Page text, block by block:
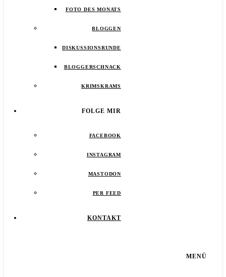
FOTO DES MONATS
BLOGGEN
DISKUSSIONSRUNDE
BLOGGERSCHNACK
KRIMSKRAMS
FOLGE MIR
FACEBOOK
INSTAGRAM
MASTODON
PER FEED
KONTAKT
MENÜ